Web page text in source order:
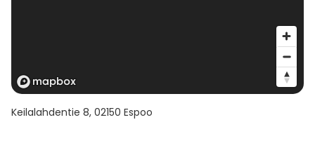
Keilalahdentie 8, 02150 Espoo